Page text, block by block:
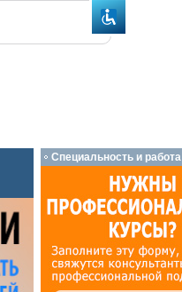
Специальность и работа